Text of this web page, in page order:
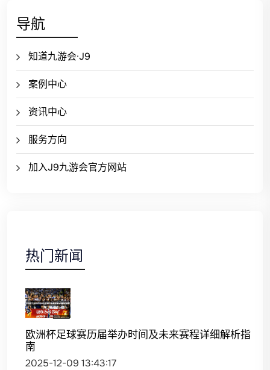
导航
知道九游会·J9
案例中心
资讯中心
服务方向
加入J9九游会官方网站
热门新闻
欧洲杯足球赛历届举办时间及未来赛程详细解析指
南
2025-12-09 13:43:17